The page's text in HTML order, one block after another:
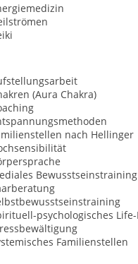
(Aura Chakra)
nach Hellinger
Bewusstseinstraining
psychologisches
Familienstellen